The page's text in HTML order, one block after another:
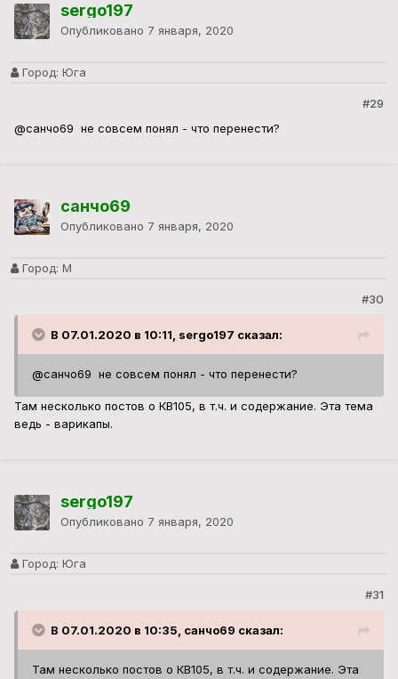
sergo197
Опубликовано 7 января, 2020
Город: Юга
#29
@санчо69 не совсем понял - что перенести?
санчо69
Опубликовано 7 января, 2020
Город: М
#30
В 07.01.2020 в 10:11, sergo197 сказал:
@санчо69 не совсем понял - что перенести?
Там несколько постов о КВ105, в т.ч. и содержание. Эта тема
ведь - варикапы.
sergo197
Опубликовано 7 января, 2020
Город: Юга
#31
В 07.01.2020 в 10:35, санчо69 сказал:
Там несколько постов о КВ105, в т.ч. и содержание. Эта